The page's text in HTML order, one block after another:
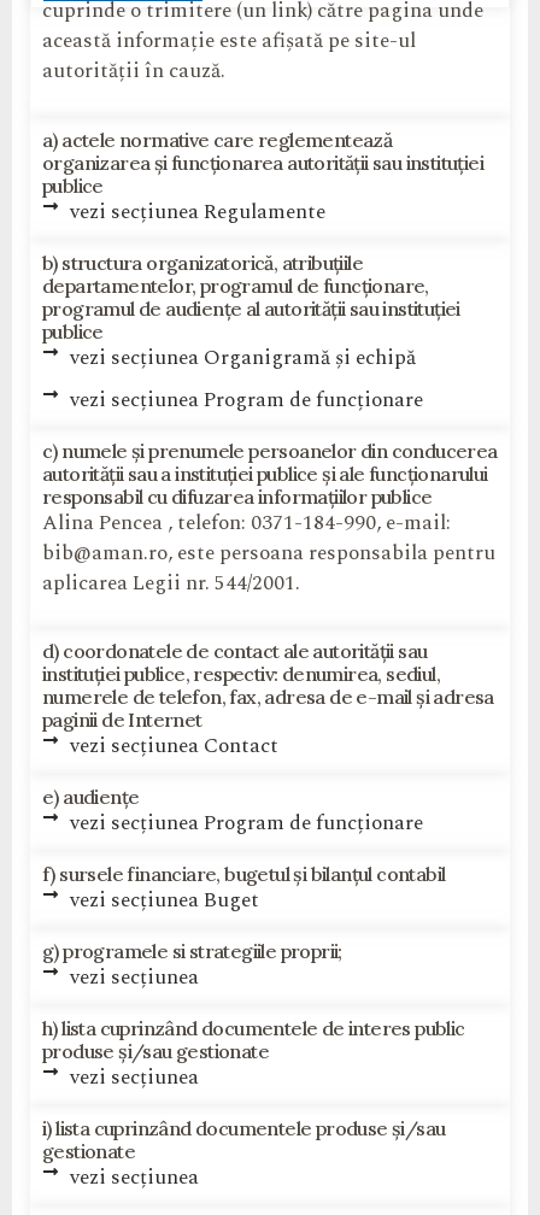
cuprinde o trimitere (un link) către pagina unde
această informație este afișată pe site-ul
autorității în cauză.
a) actele normative care reglementează
organizarea și funcționarea autorității sau instituției
publice
vezi secțiunea Regulamente
b) structura organizatorică, atribuțiile
departamentelor, programul de funcționare,
programul de audiențe al autorității sau instituției
publice
vezi secțiunea Organigramă și echipă
vezi secțiunea Program de funcționare
c) numele și prenumele persoanelor din conducerea
autorității sau a instituției publice și ale funcționarului
responsabil cu difuzarea informațiilor publice
Alina Pencea , telefon: 0371-184-990, e-mail:
bib@aman.ro, este persoana responsabila pentru
aplicarea Legii nr. 544/2001.
d) coordonatele de contact ale autorității sau
instituției publice, respectiv: denumirea, sediul,
numerele de telefon, fax, adresa de e-mail și adresa
paginii de Internet
vezi secțiunea Contact
e) audiențe
vezi secțiunea Program de funcționare
f) sursele financiare, bugetul și bilanțul contabil
vezi secțiunea Buget
g) programele si strategiile proprii;
vezi secțiunea
h) lista cuprinzând documentele de interes public
produse și/sau gestionate
vezi secțiunea
i) lista cuprinzând documentele produse și/sau
gestionate
vezi secțiunea